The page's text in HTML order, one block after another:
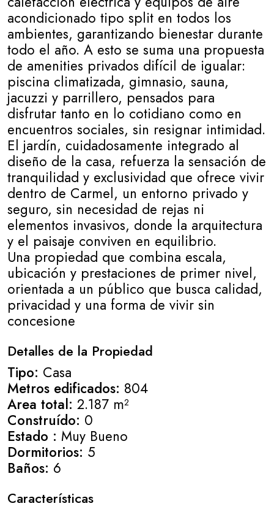
acondicionado tipo split en todos los
ambientes, garantizando bienestar durante
todo el año. A esto se suma una propuesta
de amenities privados difícil de igualar:
piscina climatizada, gimnasio, sauna,
jacuzzi y parrillero, pensados para
disfrutar tanto en lo cotidiano como en
encuentros sociales, sin resignar intimidad.
El jardín, cuidadosamente integrado al
diseño de la casa, refuerza la sensación de
tranquilidad y exclusividad que ofrece vivir
dentro de Carmel, un entorno privado y
seguro, sin necesidad de rejas ni
elementos invasivos, donde la arquitectura
y el paisaje conviven en equilibrio.
Una propiedad que combina escala,
ubicación y prestaciones de primer nivel,
orientada a un público que busca calidad,
privacidad y una forma de vivir sin
concesione
Detalles de la Propiedad
Tipo: Casa
Metros edificados: 804
Area total: 2.187 m²
Construído: 0
Estado : Muy Bueno
Dormitorios: 5
Baños: 6
Características